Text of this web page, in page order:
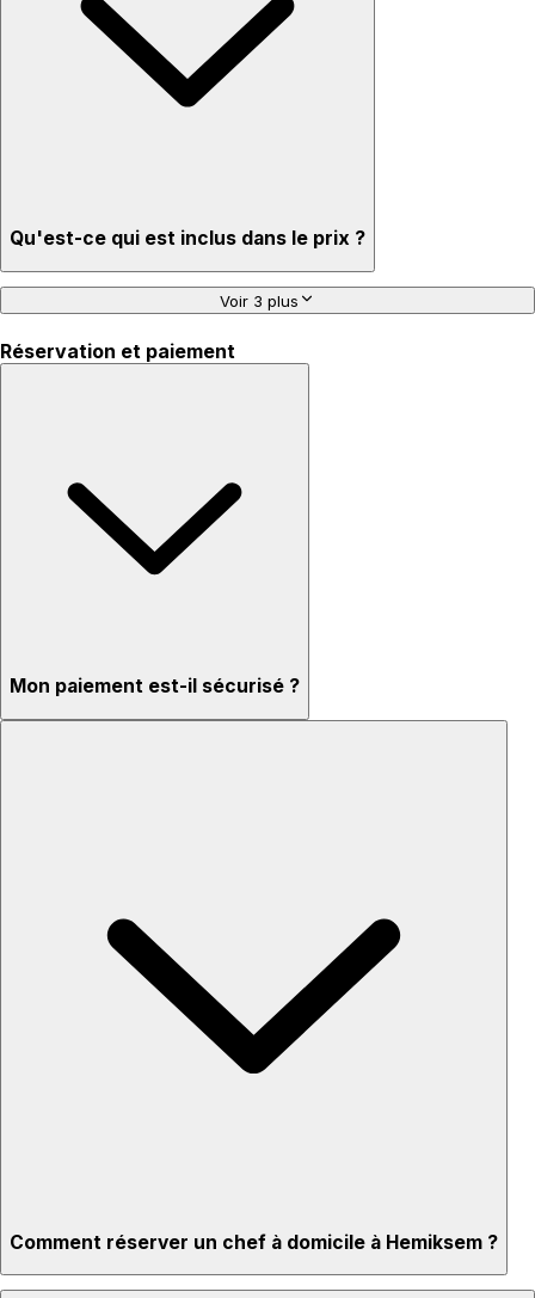
Qu'est-ce qui est inclus dans le prix ?
Voir 3 plus
Réservation et paiement
Mon paiement est-il sécurisé ?
Comment réserver un chef à domicile à Hemiksem ?